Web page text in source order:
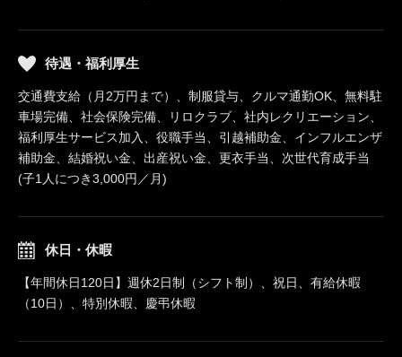
待遇・福利厚生
交通費支給（月2万円まで）、制服貸与、クルマ通勤OK、無料駐
車場完備、社会保険完備、リロクラブ、社内レクリエーション、
福利厚生サービス加入、役職手当、引越補助金、インフルエンザ
補助金、結婚祝い金、出産祝い金、更衣手当、次世代育成手当
(子1人につき3,000円／月)
休日・休暇
【年間休日120日】週休2日制（シフト制）、祝日、有給休暇
（10日）、特別休暇、慶弔休暇